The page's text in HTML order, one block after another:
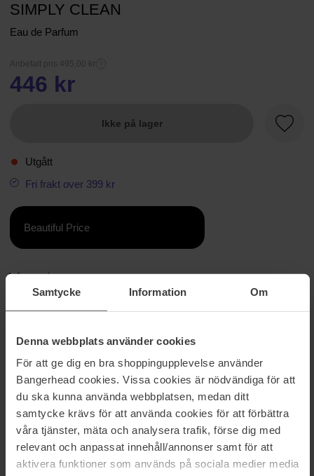
Samtycke Information Om
Denna webbplats använder cookies
För att ge dig en bra shoppingupplevelse använder
Bangerhead cookies. Vissa cookies är nödvändiga för att
du ska kunna använda webbplatsen, medan ditt
samtycke krävs för att använda cookies för att förbättra
våra tjänster, mäta och analysera trafik, förse dig med
relevant och anpassat innehåll/annonser samt för att
aktivera funktioner som används på sociala medier media
SIMPLY CLEAN
Eau de Parfum
Anbefalt pris 495,00 kr
446 kr
Ikke på lager
Utgått
Fri frakt over 399 kr
Beautiful Price
Informasjon
solen. Den delikate blandingen av bergamott, mimosa og
solsypress gir duften en frisk og luftig åpning, som kombinert med
myk bomull gir bæreren en ren og delikat følelse.
Toppnoter: bergamott, kardemomme, lavendel
Hjertenoter: mimosa, akvatiske blomster, akkord av nyvaskede
klær
Bunnoter: frisk solsypress, hvit musk, heliotrop